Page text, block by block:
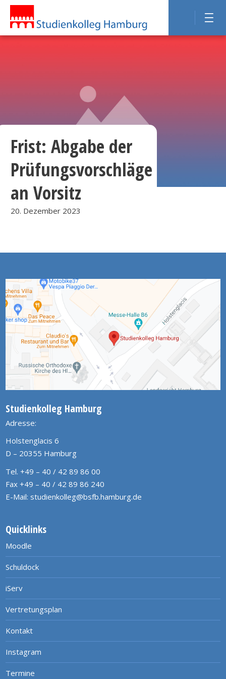
Frist: Abgabe der
Prüfungsvorschläge
an Vorsitz
20. Dezember 2023
Studienkolleg Hamburg
Adresse:
Holstenglacis 6
D – 20355 Hamburg
Tel. +49 – 40 / 42 89 86 00
Fax +49 – 40 / 42 89 86 240
E-Mail: studienkolleg@bsfb.hamburg.de
Quicklinks
Moodle
Schuldock
iServ
Vertretungsplan
Kontakt
Instagram
Termine